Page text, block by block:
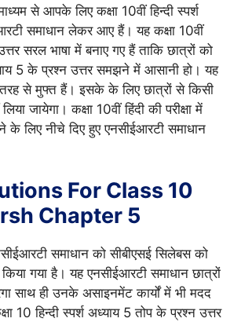
से आपके लिए कक्षा 10वीं हिन्दी स्पर्श
समाधान लेकर आए हैं। यह कक्षा 10वीं
सरल भाषा में बनाए गए हैं ताकि छात्रों को
5 के प्रश्न उत्तर समझने में आसानी हो। यह
तरह से मुफ्त हैं। इसके के लिए छात्रों से किसी
जायेगा। कक्षा 10वीं हिंदी की परीक्षा में
लिए नीचे दिए हुए एनसीईआरटी समाधान
For Class 10
Chapter 5
समाधान को सीबीएसई सिलेबस को
गया है। यह एनसीईआरटी समाधान छात्रों
साथ ही उनके असाइनमेंट कार्यों में भी मदद
10 हिन्दी स्पर्श अध्याय 5 तोप के प्रश्न उत्तर